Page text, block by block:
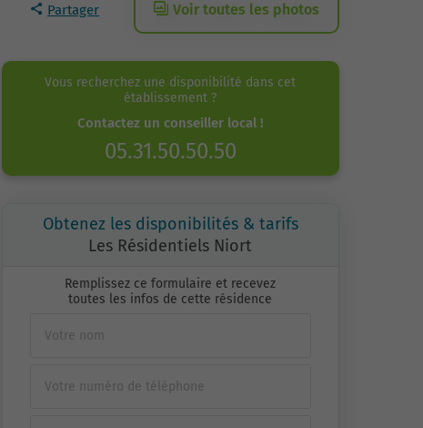
Partager Voir toutes les photos
Vous recherchez une disponibilité dans cet
établissement ?
Contactez un conseiller local !
05.31.50.50.50
Obtenez les disponibilités & tarifs
Les Résidentiels Niort
Remplissez ce formulaire et recevez
toutes les infos de cette résidence